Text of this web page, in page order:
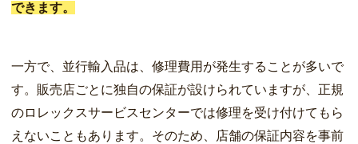
できます。
一方で、並行輸入品は、修理費用が発生することが多いで
す。販売店ごとに独自の保証が設けられていますが、正規
のロレックスサービスセンターでは修理を受け付けてもら
えないこともあります。そのため、店舗の保証内容を事前